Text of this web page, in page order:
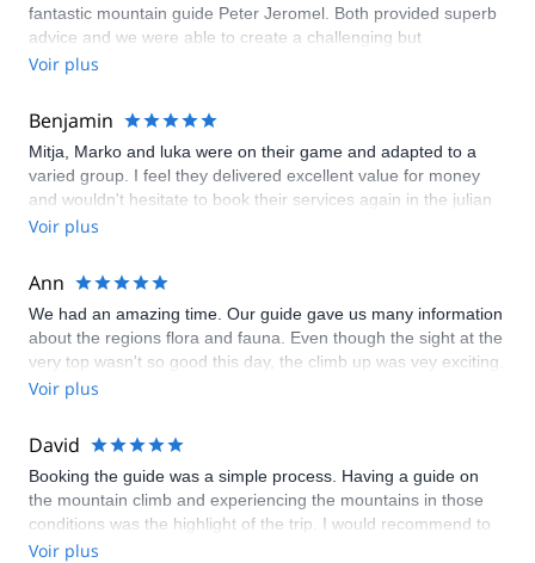
fantastic mountain guide Peter Jeromel. Both provided superb
advice and we were able to create a challenging but
achievable climb of Triglav in winter conditions.
Voir plus
Benjamin
Mitja, Marko and luka were on their game and adapted to a
varied group. I feel they delivered excellent value for money
and wouldn't hesitate to book their services again in the julian
alps or dolomites. Ben Hooper- Australia.
Voir plus
Ann
We had an amazing time. Our guide gave us many information
about the regions flora and fauna. Even though the sight at the
very top wasn't so good this day, the climb up was vey exciting.
Thanks a lot.
Voir plus
David
Booking the guide was a simple process. Having a guide on
the mountain climb and experiencing the mountains in those
conditions was the highlight of the trip. I would recommend to
anyone going to Slovenia. Thanks.
Voir plus